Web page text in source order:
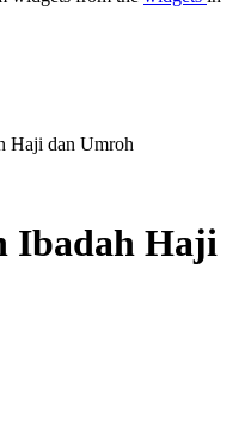
Haji dan Umroh
Ibadah Haji